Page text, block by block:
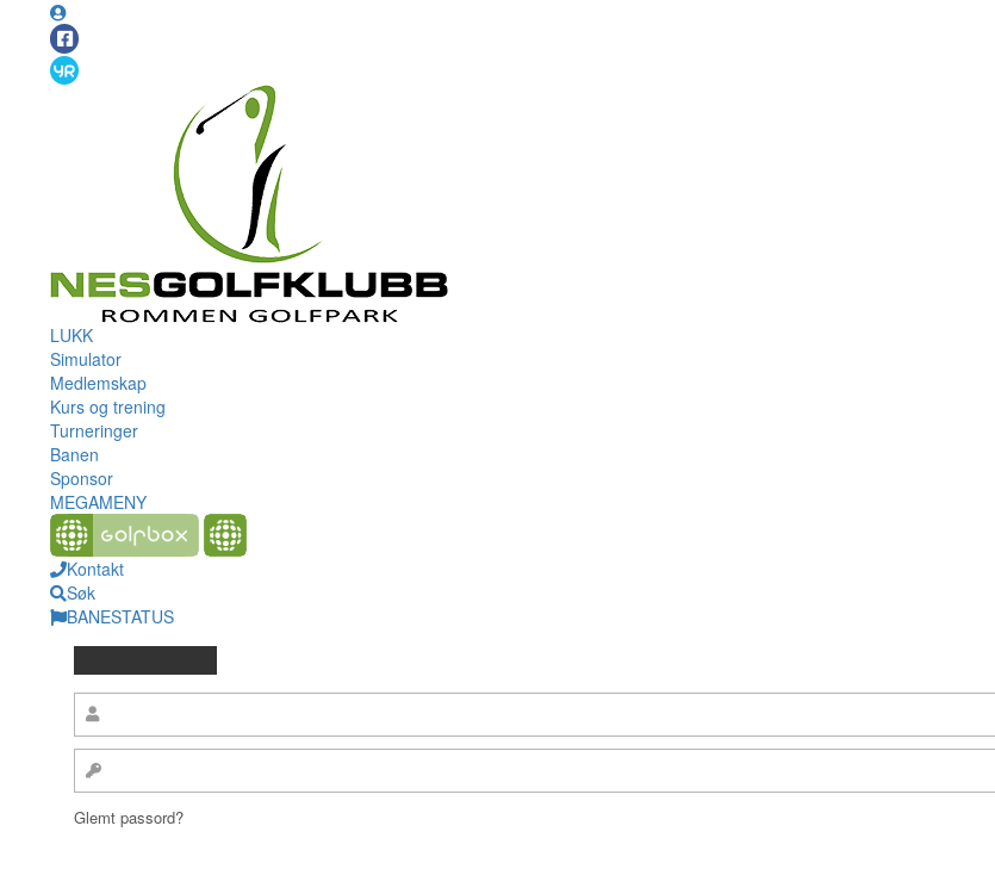
LUKK
Simulator
Medlemskap
Kurs og trening
Turneringer
Banen
Sponsor
MEGAMENY
Kontakt
Søk
BANESTATUS
Glemt passord?